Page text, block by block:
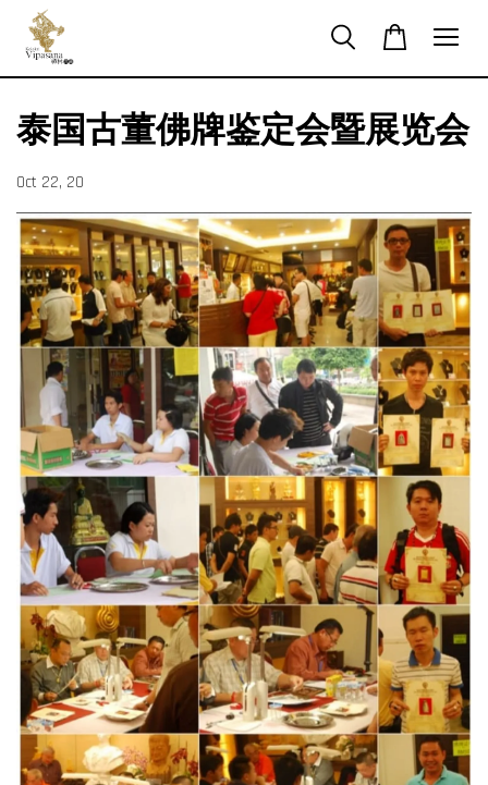
泰国古董佛牌鉴定会暨展览会
Oct 22, 20